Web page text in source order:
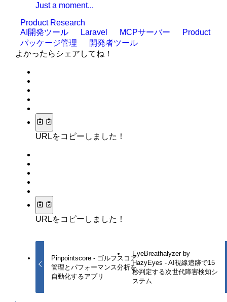
Just a moment...
Product Research
AI開発ツール
Laravel MCPサーバー
Product
パッケージ管理
開発者ツール
よかったらシェアしてね！
URLをコピーしました！
URLをコピーしました！
Pinpointscore - ゴルフスコア
管理とパフォーマンス分析を
自動化するアプリ
EyeBreathalyzer by
HazyEyes - AI視線追跡で15
秒判定する次世代障害検知シ
ステム